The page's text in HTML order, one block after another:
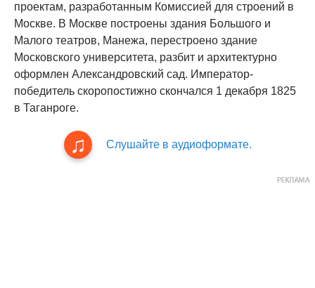
проектам, разработанным Комиссией для строений в
Москве. В Москве построены здания Большого и
Малого театров, Манежа, перестроено здание
Московского университета, разбит и архитектурно
оформлен Александровский сад. Император-
победитель скоропостижно скончался 1 декабря 1825
в Таганроге.
Слушайте в аудиоформате.